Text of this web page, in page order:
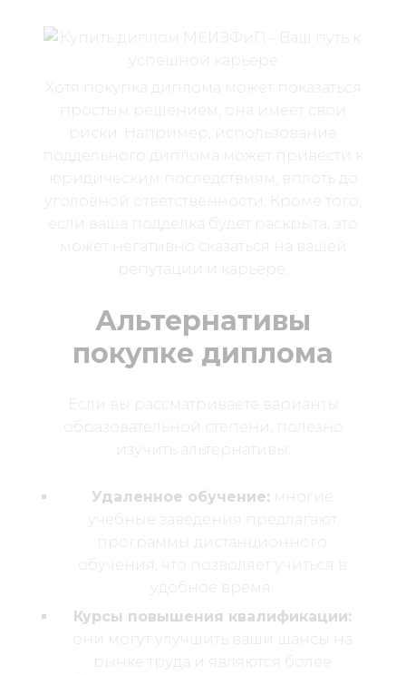
Хотя покупка диплома может показаться
простым решением, она имеет свои
риски. Например, использование
поддельного диплома может привести к
юридическим последствиям, вплоть до
уголовной ответственности. Кроме того,
если ваша подделка будет раскрыта, это
может негативно сказаться на вашей
репутации и карьере.
Альтернативы
покупке диплома
Если вы рассматриваете варианты
образовательной степени, полезно
изучить альтернативы:
Удаленное обучение: многие
учебные заведения предлагают
программы дистанционного
обучения, что позволяет учиться в
удобное время.
Курсы повышения квалификации:
они могут улучшить ваши шансы на
рынке труда и являются более